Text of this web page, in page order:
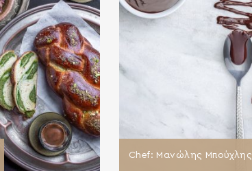
Chef: Μανώλης Μπούχλης